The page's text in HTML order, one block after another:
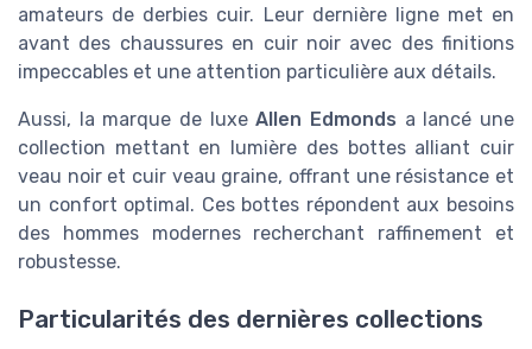
amateurs de derbies cuir. Leur dernière ligne met en
avant des chaussures en cuir noir avec des finitions
impeccables et une attention particulière aux détails.
Aussi, la marque de luxeAllen Edmonds a lancé une
collection mettant en lumière des bottes alliant cuir
veau noir et cuir veau graine, offrant une résistance et
un confort optimal. Ces bottes répondent aux besoins
des hommes modernes recherchant raffinement et
robustesse.
Particularités des dernières collections